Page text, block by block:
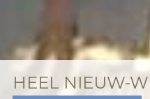
HEEL NIEUW-